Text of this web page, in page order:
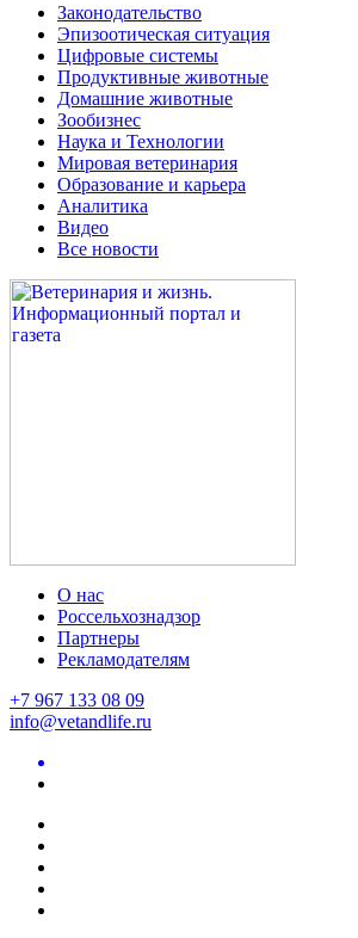
Законодательство
Эпизоотическая ситуация
Цифровые системы
Продуктивные животные
Домашние животные
Зообизнес
Наука и Технологии
Мировая ветеринария
Образование и карьера
Аналитика
Видео
Все новости
О нас
Россельхознадзор
Партнеры
Рекламодателям
+7 967 133 08 09
info@vetandlife.ru